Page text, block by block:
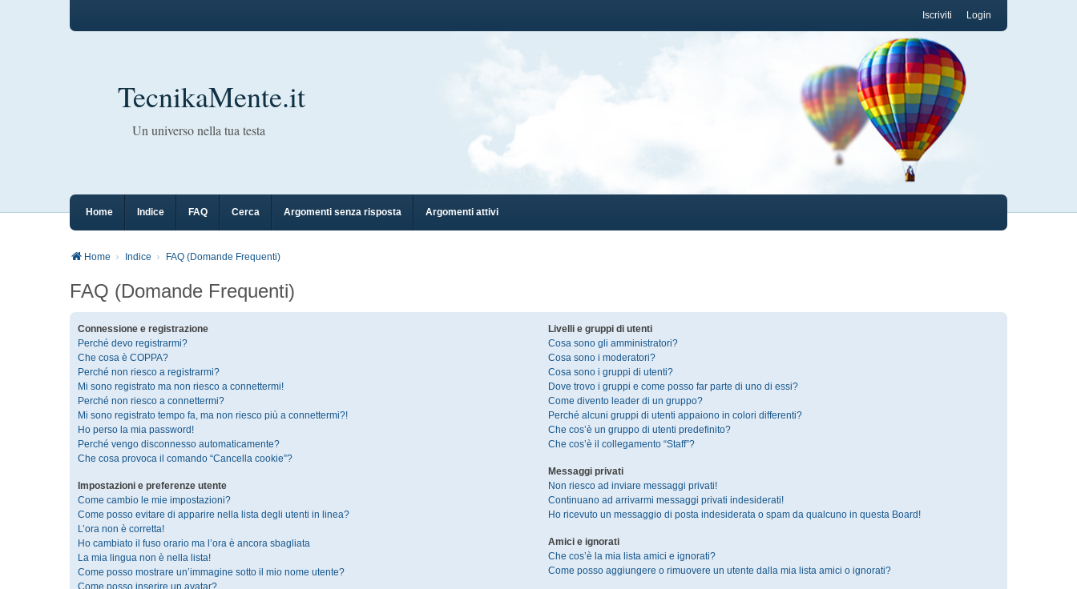
Login
Iscriviti
TecnikaMente.it
Un universo nella tua testa
Home Indice FAQ Cerca Argomenti senza risposta Argomenti attivi
Home Indice FAQ (Domande Frequenti)
FAQ (Domande Frequenti)
Connessione e registrazione
Perché devo registrarmi?
Che cosa è COPPA?
Perché non riesco a registrarmi?
Mi sono registrato ma non riesco a connettermi!
Perché non riesco a connettermi?
Mi sono registrato tempo fa, ma non riesco più a connettermi?!
Ho perso la mia password!
Perché vengo disconnesso automaticamente?
Che cosa provoca il comando “Cancella cookie”?
Impostazioni e preferenze utente
Come cambio le mie impostazioni?
Come posso evitare di apparire nella lista degli utenti in linea?
L’ora non è corretta!
Ho cambiato il fuso orario ma l’ora è ancora sbagliata
La mia lingua non è nella lista!
Come posso mostrare un’immagine sotto il mio nome utente?
Come posso inserire un avatar?
Livelli e gruppi di utenti
Cosa sono gli amministratori?
Cosa sono i moderatori?
Cosa sono i gruppi di utenti?
Dove trovo i gruppi e come posso far parte di uno di essi?
Come divento leader di un gruppo?
Perché alcuni gruppi di utenti appaiono in colori differenti?
Che cos’è un gruppo di utenti predefinito?
Che cos’è il collegamento “Staff”?
Messaggi privati
Non riesco ad inviare messaggi privati!
Continuano ad arrivarmi messaggi privati indesiderati!
Ho ricevuto un messaggio di posta indesiderata o spam da qualcuno in questa Board!
Amici e ignorati
Che cos’è la mia lista amici e ignorati?
Come posso aggiungere o rimuovere un utente dalla mia lista amici o ignorati?